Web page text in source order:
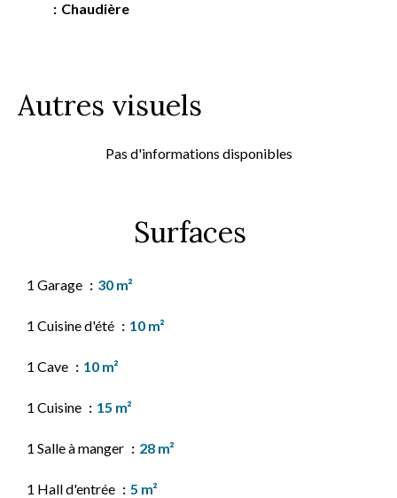
Chaudière
Autres visuels
Pas d'informations disponibles
Surfaces
1 Garage 30 m²
1 Cuisine d'été 10 m²
1 Cave 10 m²
1 Cuisine 15 m²
1 Salle à manger 28 m²
1 Hall d'entrée 5 m²